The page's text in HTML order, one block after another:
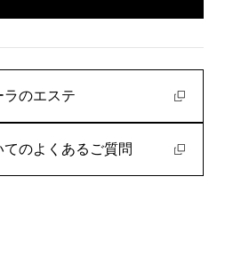
ラのエステ
てのよくあるご質問